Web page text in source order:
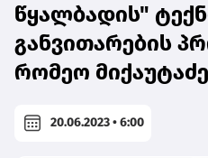
წყალბადის"
განვითარების
რომეო მიქაუტაძე
20.06.2023 • 6:00